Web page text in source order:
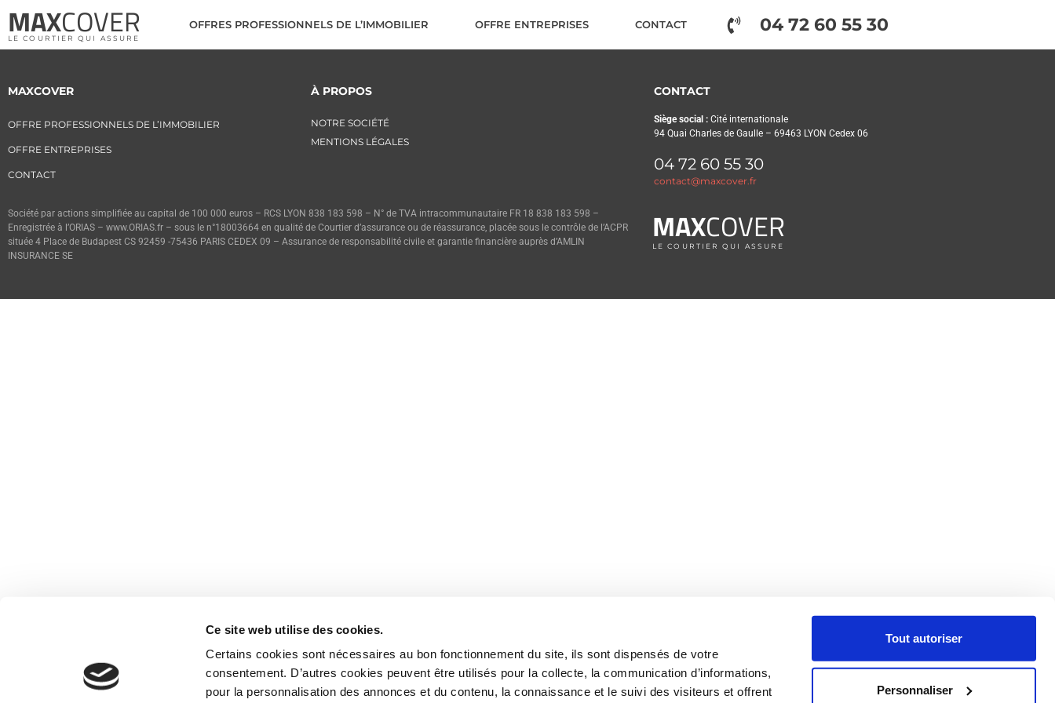
Ce site web utilise des cookies.
Certains cookies sont nécessaires au bon fonctionnement du site, ils sont dispensés de votre
consentement. D’autres cookies peuvent être utilisés pour la collecte, la communication d’informations,
pour la personnalisation des annonces et du contenu, la connaissance et le suivi des visiteurs et offrent
Tout autoriser
Personnaliser
MAXCOVER
LE COURTIER QUI ASSURE
OFFRES PROFESSIONNELS DE L’IMMOBILIER OFFRE ENTREPRISES CONTACT 04 72 60 55 30
MAXCOVER
OFFRE PROFESSIONNELS DE L’IMMOBILIER
OFFRE ENTREPRISES
CONTACT
À PROPOS
NOTRE SOCIÉTÉ
MENTIONS LÉGALES
CONTACT
Siège social :Cité internationale
94 Quai Charles de Gaulle – 69463 LYON Cedex 06
04 72 60 55 30
contact@maxcover.fr
Société par actions simplifiée au capital de 100 000 euros – RCS LYON 838 183 598 – N° de TVA intracommunautaire FR 18 838 183 598 –
Enregistrée à l’ORIAS – www.ORIAS.fr – sous le n°18003664 en qualité de Courtier d’assurance ou de réassurance, placée sous le contrôle de l’ACPR
située 4 Place de Budapest CS 92459 -75436 PARIS CEDEX 09 – Assurance de responsabilité civile et garantie financière auprès d’AMLIN
INSURANCE SE
MAXCOVER
LE COURTIER QUI ASSURE